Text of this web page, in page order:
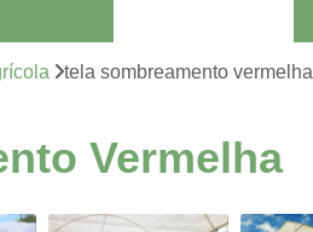
solo
agrícola
tela sombreamento vermelha
Vermelha